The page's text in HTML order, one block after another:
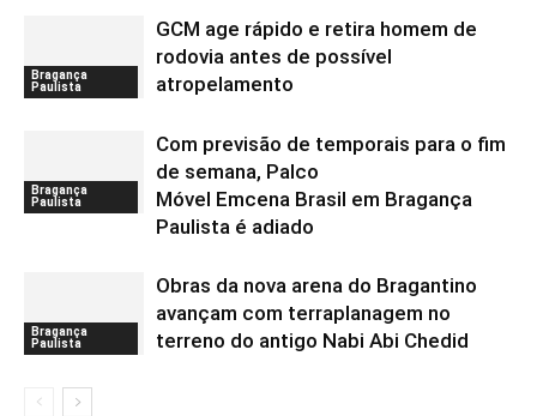
Bragança
Paulista
GCM age rápido e retira homem de
rodovia antes de possível
atropelamento
Bragança
Paulista
Com previsão de temporais para o fim
de semana, Palco
Móvel Emcena Brasil em Bragança
Paulista é adiado
Bragança
Paulista
Obras da nova arena do Bragantino
avançam com terraplanagem no
terreno do antigo Nabi Abi Chedid